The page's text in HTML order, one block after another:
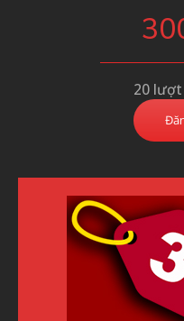
20